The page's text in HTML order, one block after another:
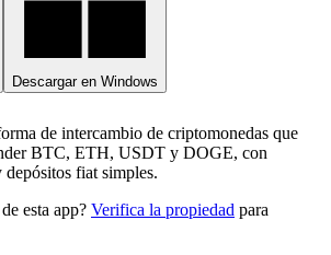
Descargar en Windows
de intercambio de criptomonedas que
BTC, ETH, USDT y DOGE, con
fiat simples.
esta app? Verifica la propiedad para